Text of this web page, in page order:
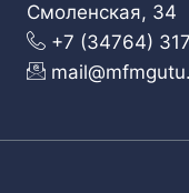
Смоленская, 34
+7 (34764)